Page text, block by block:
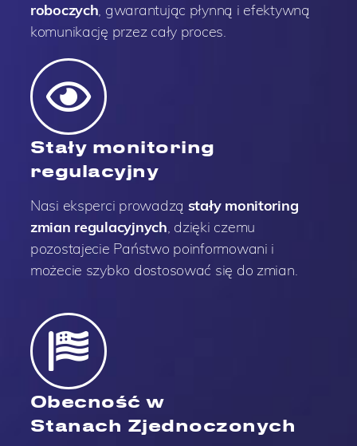
roboczych, gwarantując płynną i efektywną
komunikację przez cały proces.
Stały monitoring
regulacyjny
Nasi eksperci prowadzą stały monitoring
zmian regulacyjnych, dzięki czemu
pozostajecie Państwo poinformowani i
możecie szybko dostosować się do zmian.
Obecność w
Stanach Zjednoczonych